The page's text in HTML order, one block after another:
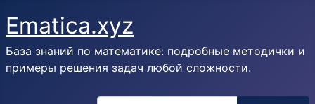
Ematica.xyz
База знаний по математике: подробные методички и
примеры решения задач любой сложности.